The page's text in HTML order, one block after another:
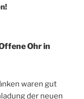
Ohr in
waren gut
der neuen